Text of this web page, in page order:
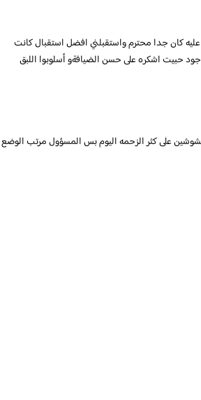
كان جدا محترم واستقبلني افضل استقبال كانت
حبيت اشكره على حسن الضيافةو أسلوبوا اللبق
على كثر الزحمه اليوم بس المسؤول مرتب الوضع